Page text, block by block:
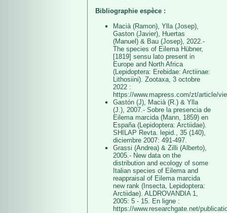
Bibliographie espèce :
Macià (Ramon), Ylla (Josep),
Gaston (Javier), Huertas
(Manuel) & Bau (Josep), 2022.-
The species of Eilema Hübner,
[1819] sensu lato present in
Europe and North Africa
(Lepidoptera: Erebidae: Arctiinae:
Lithosiini). Zootaxa, 3 octobre
2022 :
https://www.mapress.com/zt/article/
Gastón (J), Macià (R.) & Ylla
(J.), 2007.- Sobre la presencia de
Eilema marcida (Mann, 1859) en
España (Lepidoptera: Arctiidae).
SHILAP Revta. lepid., 35 (140),
diciembre 2007: 491-497.
Grassi (Andrea) & Zilli (Alberto),
2005.- New data on the
distribution and ecology of some
Italian species of Eilema and
reappraisal of Eilema marcida
new rank (Insecta, Lepidoptera:
Arctiidae). ALDROVANDIA 1,
2005: 5 - 15. En ligne :
https://www.researchgate.net/